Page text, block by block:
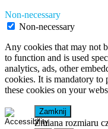
Non-necessary
Non-necessary
Any cookies that may not
to function and is used
analytics, ads, other
cookies. It is mandatory to
these cookies on your
Zamknij
Zmiana rozmiaru